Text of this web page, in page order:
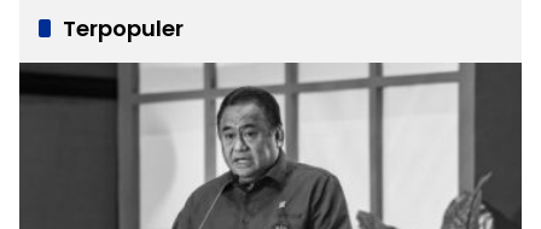
Terpopuler